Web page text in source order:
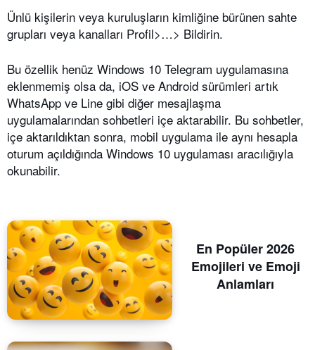
Ünlü kişilerin veya kuruluşların kimliğine bürünen sahte
grupları veya kanalları Profil>…> Bildirin.
Bu özellik henüz Windows 10 Telegram uygulamasına
eklenmemiş olsa da, iOS ve Android sürümleri artık
WhatsApp ve Line gibi diğer mesajlaşma
uygulamalarından sohbetleri içe aktarabilir. Bu sohbetler,
içe aktarıldıktan sonra, mobil uygulama ile aynı hesapla
oturum açıldığında Windows 10 uygulaması aracılığıyla
okunabilir.
En Popüler 2026
Emojileri ve Emoji
Anlamları